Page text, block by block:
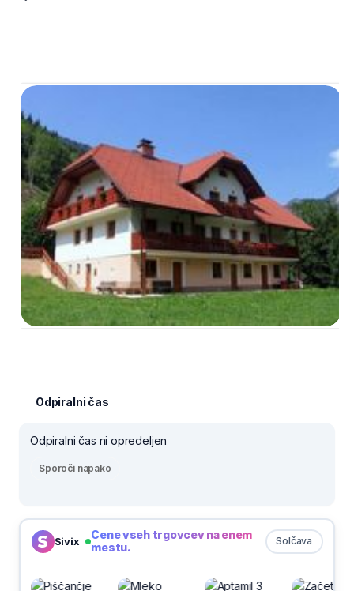
Odpiralni čas
Odpiralni čas ni opredeljen
Sporoči napako
Sivix Solčava
Cene vseh trgovcev na enem
mestu.